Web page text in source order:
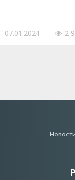
07.01.2024 2